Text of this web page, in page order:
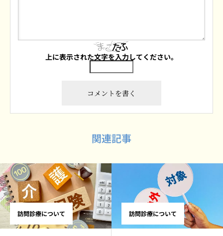
上に表示された文字を入力してください。
関連記事
訪問診療について 訪問診療について